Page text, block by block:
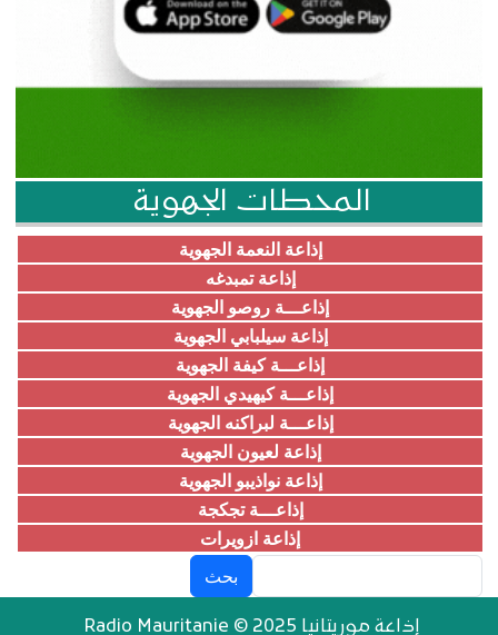
المحطات الجهوية
إذاعة النعمة الجهوية
إذاعة تمبدغه
إذاعـــة روصو الجهوية
إذاعة سيلبابي الجهوية
إذاعـــة كيفة الجهوية
إذاعـــة كيهيدي الجهوية
إذاعـــة لبراكنه الجهوية
إذاعة لعيون الجهوية
إذاعة نواذيبو الجهوية
إذاعـــة تجكجة
إذاعة ازويرات
إذاعة موريتانيا Radio Mauritanie © 2025